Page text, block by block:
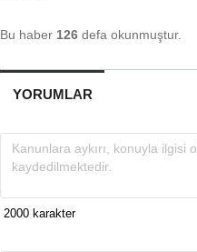
Bu haber 126 defa okunmuştur.
YORUMLAR